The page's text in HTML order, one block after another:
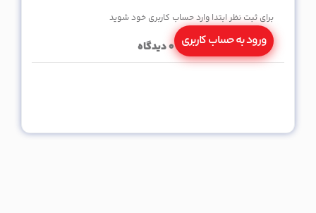
برای ثبت نظر ابتدا وارد حساب کاربری خود شوید
ورود به حساب کاربری 0دیدگاه